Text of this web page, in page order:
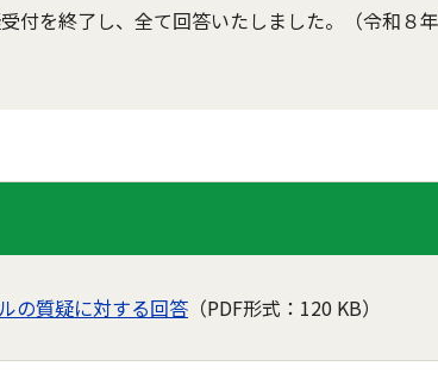
付を終了し、全て回答いたしました。（令和８
の質疑に対する回答 （PDF形式：120 KB）